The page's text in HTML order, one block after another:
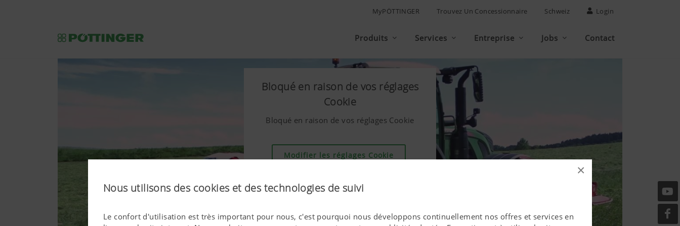
×
Nous utilisons des cookies et des technologies de suivi
Le confort d'utilisation est très important pour nous, c'est pourquoi nous développons continuellement nos offres et services en
MyPÖTTINGER Trouvez Un Concessionnaire Schweiz Login
Produits Services Entreprise Jobs Contact
Bloqué en raison de vos réglages
Cookie
Bloqué en raison de vos réglages Cookie
Modifier les réglages Cookie